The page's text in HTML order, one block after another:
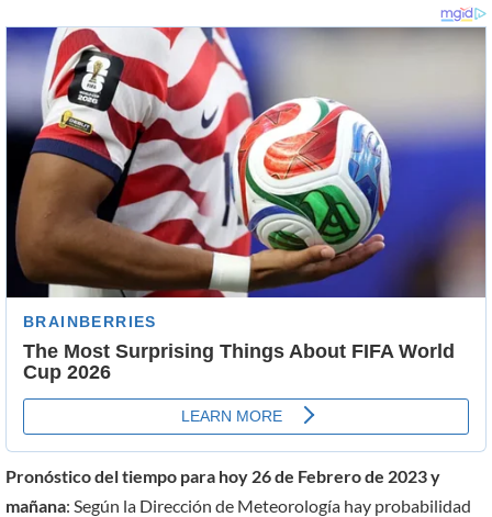
Pronóstico del tiempo para hoy 26 de Febrero de 2023 y
mañana: Según la Dirección de Meteorología hay probabilidad